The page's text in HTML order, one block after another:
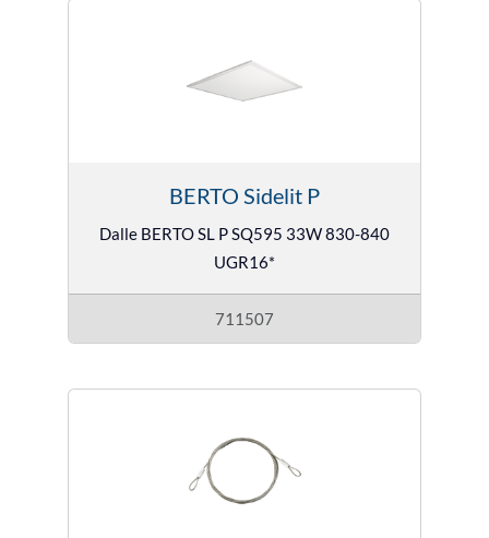
BERTO Sidelit P
Dalle BERTO SL P SQ595 33W 830-840
UGR16*
711507